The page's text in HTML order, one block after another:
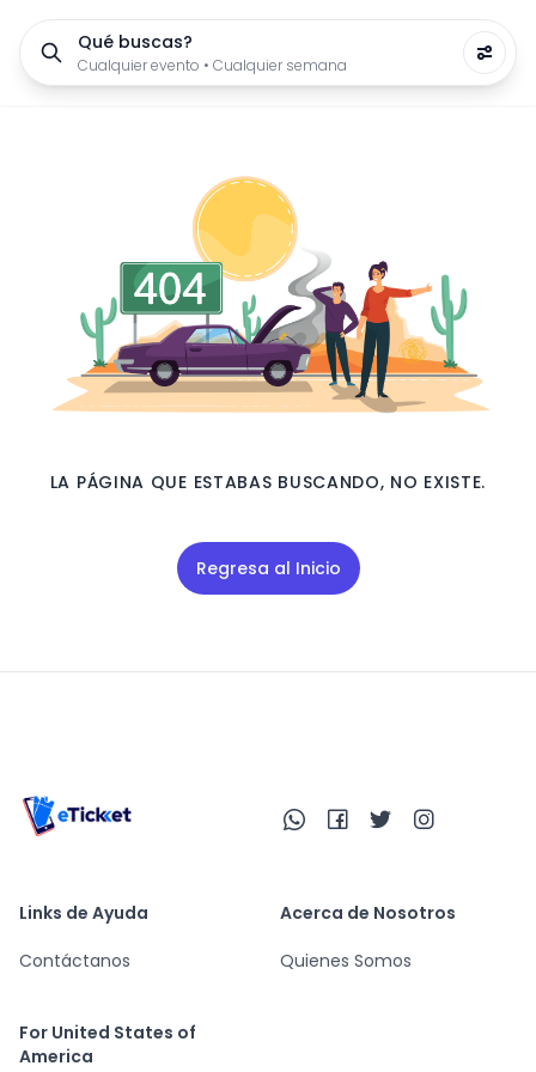
Qué buscas?
Cualquier evento • Cualquier semana
LA PÁGINA QUE ESTABAS BUSCANDO, NO EXISTE.
Regresa al Inicio
Links de Ayuda
Contáctanos
Acerca de Nosotros
Quienes Somos
For United States of
America